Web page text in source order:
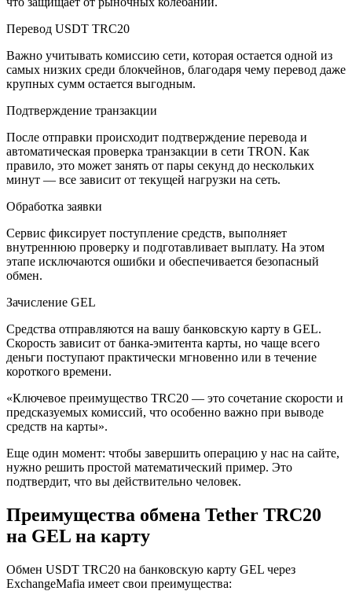
Перевод USDT TRC20
Важно учитывать комиссию сети, которая остается одной из
самых низких среди блокчейнов, благодаря чему перевод даже
крупных сумм остается выгодным.
Подтверждение транзакции
После отправки происходит подтверждение перевода и
автоматическая проверка транзакции в сети TRON. Как
правило, это может занять от пары секунд до нескольких
минут — все зависит от текущей нагрузки на сеть.
Обработка заявки
Сервис фиксирует поступление средств, выполняет
внутреннюю проверку и подготавливает выплату. На этом
этапе исключаются ошибки и обеспечивается безопасный
обмен.
Зачисление GEL
Средства отправляются на вашу банковскую карту в GEL.
Скорость зависит от банка-эмитента карты, но чаще всего
деньги поступают практически мгновенно или в течение
короткого времени.
«Ключевое преимущество TRC20 — это сочетание скорости и
предсказуемых комиссий, что особенно важно при выводе
средств на карты».
Еще один момент: чтобы завершить операцию у нас на сайте,
нужно решить простой математический пример. Это
подтвердит, что вы действительно человек.
Преимущества обмена Tether TRC20
на GEL на карту
Обмен USDT TRC20 на банковскую карту GEL через
ExchangeMafia имеет свои преимущества: